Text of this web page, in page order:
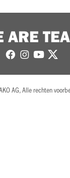
ARE
AG, Alle rechten